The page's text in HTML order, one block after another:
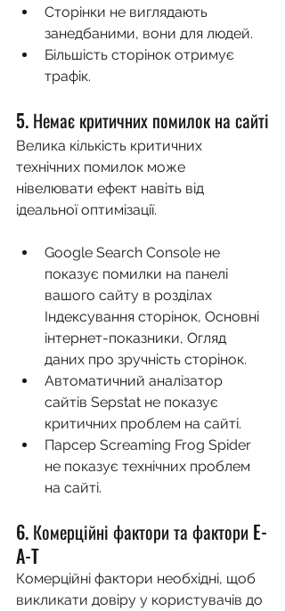
Сторінки не виглядають
занедбаними, вони для людей.
Більшість сторінок отримує
трафік.
5. Немає критичних помилок на сайті
Велика кількість критичних
технічних помилок може
нівелювати ефект навіть від
ідеальної оптимізації.
Google Search Console не
показує помилки на панелі
вашого сайту в розділах
Індексування сторінок, Основні
інтернет-показники, Огляд
даних про зручність сторінок.
Автоматичний аналізатор
сайтів Sepstat не показує
критичних проблем на сайті.
Парсер Screaming Frog Spider
не показує технічних проблем
на сайті.
6. Комерційні фактори та фактори E-
A-T
Комерційні фактори необхідні, щоб
викликати довіру у користувачів до